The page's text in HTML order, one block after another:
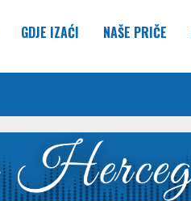
GDJE IZAĆI NAŠE PRIČE